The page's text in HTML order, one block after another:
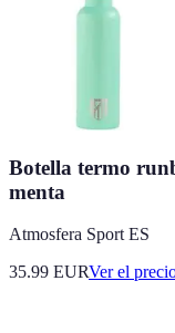
Botella termo
menta
Atmosfera Sport ES
35.99 EURVer el